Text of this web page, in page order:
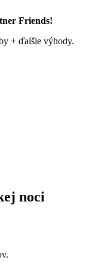
Friends!
+ ďalšie výhody.
noci